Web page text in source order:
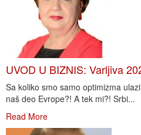
UVOD U BIZNIS: Varljiva
Sa koliko smo samo optimizma
naš deo Evrope?! A tek mi?! Srbi...
Read More